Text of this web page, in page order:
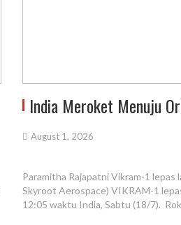
India Meroket Menuju
August 1, 2026
Paramitha Rajapatni Vikram-1 lepas
Skyroot Aerospace) VIKRAM-1
12:05 waktu India, Sabtu (18/7).